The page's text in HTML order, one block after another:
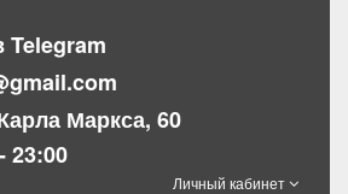
Маркса, 60
23:00
Личный кабинет